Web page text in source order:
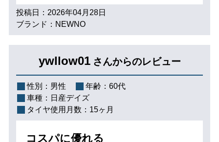
投稿日：2026年04月28日
ブランド：NEWNO
ywllow01 さんからのレビュー
性別： 男性 年齢： 60代
車種： 日産デイズ
タイヤ使用月数： 15ヶ月
コスパに優れる